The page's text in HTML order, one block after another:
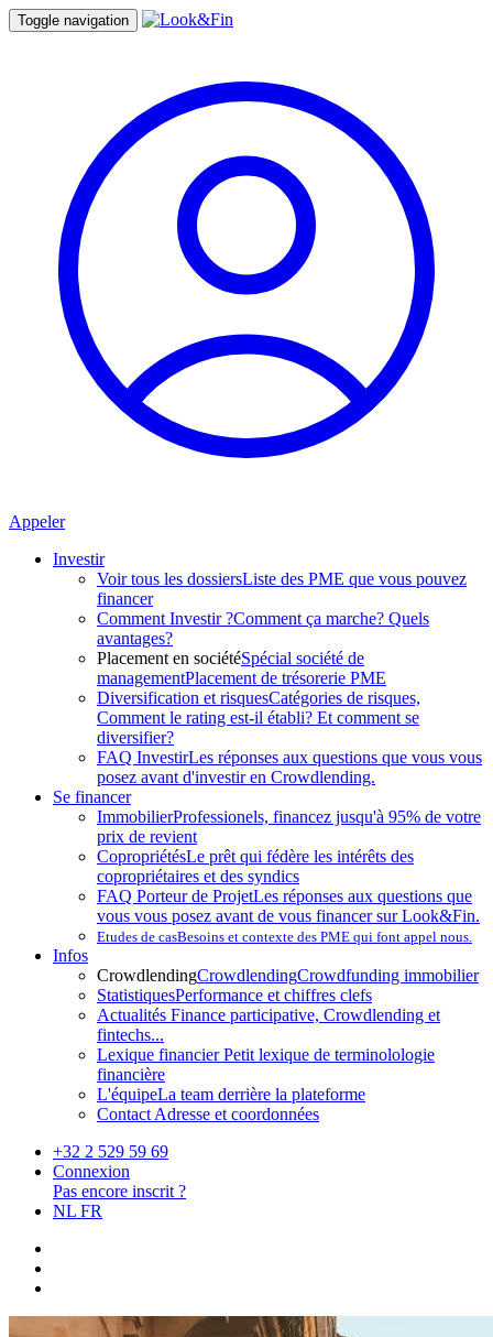
Toggle navigation
Appeler
Investir
Voir tous les dossiersListe des PME que vous pouvez
financer
Comment Investir ?Comment ça marche? Quels
avantages?
Placement en sociétéSpécial société de
managementPlacement de trésorerie PME
Diversification et risquesCatégories de risques,
Comment le rating est-il établi? Et comment se
diversifier?
FAQ InvestirLes réponses aux questions que vous vous
posez avant d'investir en Crowdlending.
Se financer
ImmobilierProfessionels, financez jusqu'à 95% de votre
prix de revient
CopropriétésLe prêt qui fédère les intérêts des
copropriétaires et des syndics
FAQ Porteur de ProjetLes réponses aux questions que
vous vous posez avant de vous financer sur Look&Fin.
Etudes de casBesoins et contexte des PME qui font appel nous.
Infos
CrowdlendingCrowdlendingCrowdfunding immobilier
StatistiquesPerformance et chiffres clefs
Actualités Finance participative, Crowdlending et
fintechs...
Lexique financierPetit lexique de terminolologie
financière
L'équipeLa team derrière la plateforme
Contact Adresse et coordonnées
+32 2 529 59 69
Connexion
Pas encore inscrit ?
NL FR